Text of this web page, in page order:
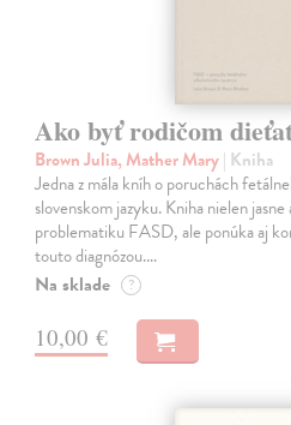
Ako byť rodičom
Brown Julia, Mather Mary| Kniha
Jedna z mála kníh o poruchách
slovenskom jazyku. Kniha nielen
problematiku FASD, ale ponúka aj
touto diagnózou.…
Na sklade ?
10,00 €